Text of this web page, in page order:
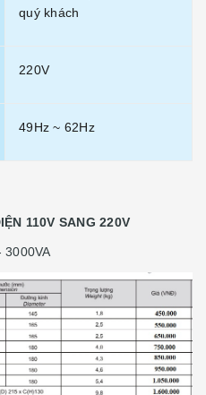
quý khách
220V
49Hz ~ 62Hz
110V SANG 220V
3000VA